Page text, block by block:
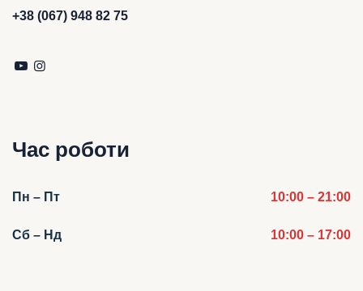
+38 (067) 948 82 75
Час роботи
Пн – Пт 10:00 – 21:00
Сб – Нд 10:00 – 17:00